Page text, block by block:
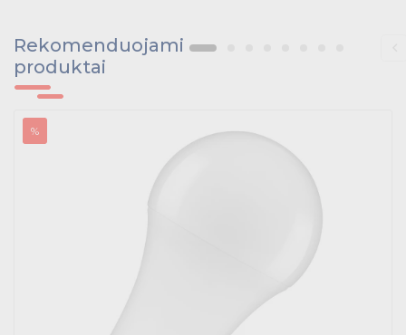
Rekomenduojami
produktai
%